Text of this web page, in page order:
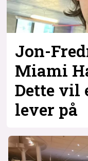
Jon-
Miami
Dette vil
lever på